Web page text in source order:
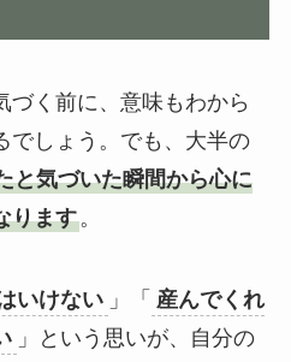
づく前に、意味もわから
でしょう。でも、大半の
と気づいた瞬間から心に
ります。
いけない 」「 産んでくれ
」という思いが、自分の